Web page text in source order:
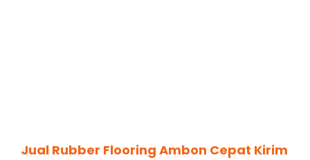
Jual Rubber Flooring Ambon Cepat Kirim